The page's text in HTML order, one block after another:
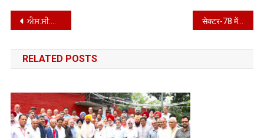
Post
navigation
ਐਸ.ਸੀ.ਕਾਰਪੋਰੇਸ਼ਨ ਵਲੋਂ ਸਵੈ –ਰੁਜਗਾਰ ਲਈ ਦਿੱਤੇ ਜਾਂਦੇ ਕਰਜਿਆਂ ਲਈ ਮੀਟਿੰਗ ਹੋਈ सेक्टर-78 में 2.92 एकड़ जमीन आवंटित; जल्द ही लिया जाएगा भौतिक कब्जा
RELATED POSTS